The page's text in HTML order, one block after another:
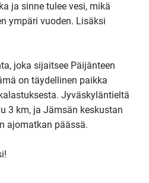
ja sinne tulee vesi, mikä
ympäri vuoden. Lisäksi
joka sijaitsee Päijänteen
on täydellinen paikka
Jyväskyläntieltä
3 km, ja Jämsän keskustan
ajomatkan päässä.